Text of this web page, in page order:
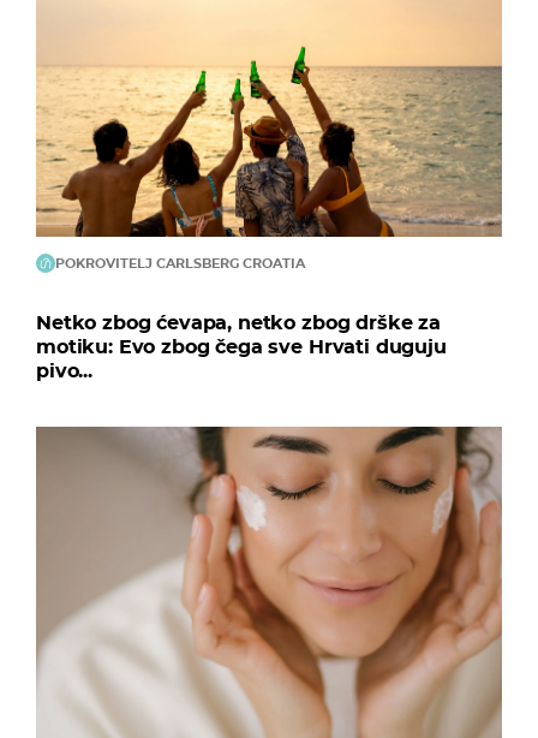
POKROVITELJ CARLSBERG CROATIA
Netko zbog ćevapa, netko zbog drške za
motiku: Evo zbog čega sve Hrvati duguju
pivo...